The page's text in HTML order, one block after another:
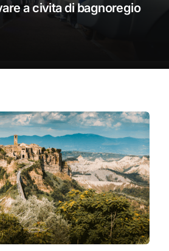
a civita di bagnoregio
Viaggi Frosinone
News